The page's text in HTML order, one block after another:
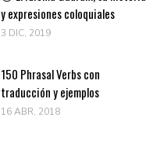
y expresiones coloquiales
3 DIC, 2019
150 Phrasal Verbs con
traducción y ejemplos
16 ABR, 2018